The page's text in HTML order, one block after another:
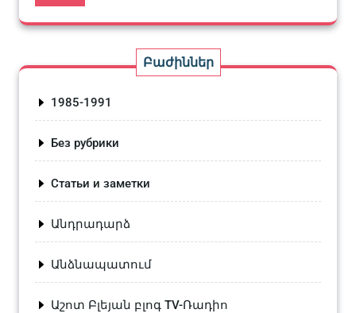
Բաժիններ
1985-1991
Без рубрики
Статьи и заметки
Անդրադարձ
Անձնապատում
Աշոտ Բլեյան բլոգ TV-Ռադիո